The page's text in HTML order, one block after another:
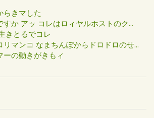
らきマした
すか アッ コレはロィヤルホストのク...
きとるでコレ
リマンコ なまちんぽからドロドロのせ...
ーの動きがきもィ